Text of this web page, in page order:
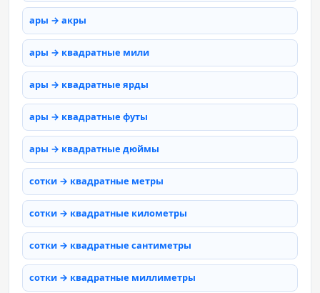
ары → акры
ары → квадратные мили
ары → квадратные ярды
ары → квадратные футы
ары → квадратные дюймы
сотки → квадратные метры
сотки → квадратные километры
сотки → квадратные сантиметры
сотки → квадратные миллиметры